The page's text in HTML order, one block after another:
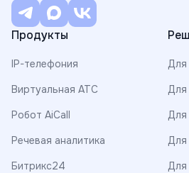
Продукты
IP-телефония
Виртуальная АТС
Робот AiCall
Речевая аналитика
Битрикс24
Для
Для
Для
Для
Для